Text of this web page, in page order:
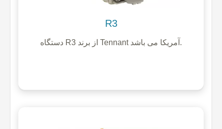
R3
دستگاه R3 از برند Tennant آمریکا می باشد.